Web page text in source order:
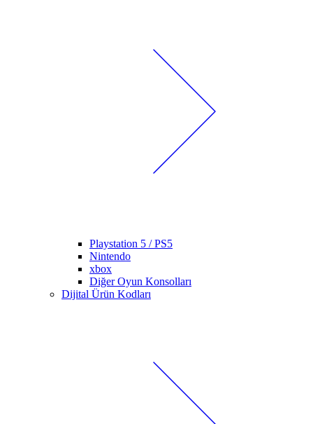
Playstation 5 / PS5
Nintendo
xbox
Diğer Oyun Konsolları
Dijital Ürün Kodları